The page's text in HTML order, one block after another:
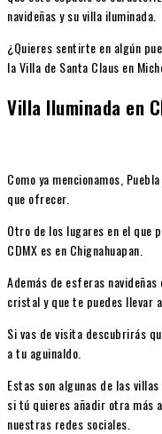
navideñas y su villa iluminada.
¿Quieres sentirte en algún
la Villa de Santa Claus en
Villa Iluminada en
Como ya mencionamos,
que ofrecer.
Otro de los lugares en el que
CDMX es en Chignahuapan.
Además de esferas
cristal y que te puedes llevar
Si vas de visita descubrirás
a tu aguinaldo.
Estas son algunas de las
si tú quieres añadir otra más
nuestras redes sociales.